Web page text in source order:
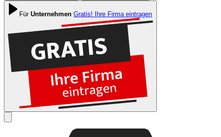
Für Unternehmen Gratis! Ihre Firma eintragen